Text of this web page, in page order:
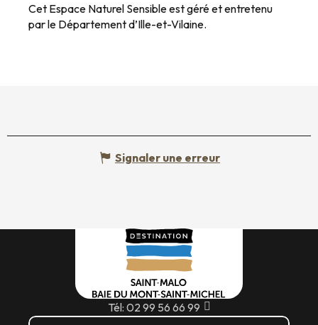
Cet Espace Naturel Sensible est géré et entretenu
par le Département d’Ille-et-Vilaine.
Signaler une erreur
Tél: 02 99 56 66 99